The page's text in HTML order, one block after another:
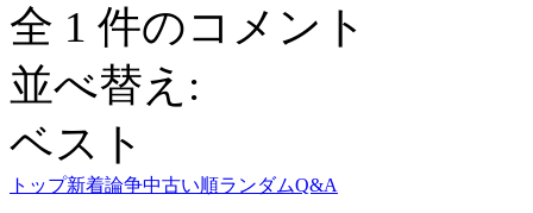
全 1 件のコメント
並べ替え:
ベスト
トップ新着論争中古い順ランダムQ&A